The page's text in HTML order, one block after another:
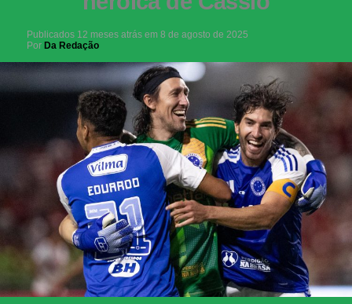
Publicados 12 meses atrás em 8 de agosto de 2025
Por Da Redação